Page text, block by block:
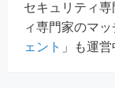
セキュリティ
ィ専門家のマッ
ェント 」も運営